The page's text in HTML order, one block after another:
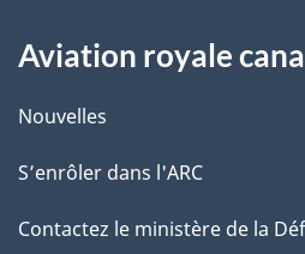
i
l
s
d
propos
de
ce
site
Aviation royale
Nouvelles
S’enrôler dans l'ARC
Contactez le ministère de la